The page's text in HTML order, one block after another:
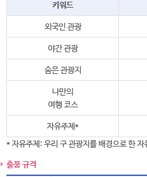
키워드
외국인 관광
야간 관광
숨은 관광지
나만의
여행 코스
자유주제*
* 자유주제: 우리 구 관광지를 배경으로 한 자
출품 규격